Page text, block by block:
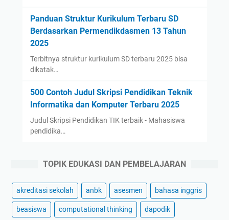
Panduan Struktur Kurikulum Terbaru SD
Berdasarkan Permendikdasmen 13 Tahun
2025
Terbitnya struktur kurikulum SD terbaru 2025 bisa
dikatak…
500 Contoh Judul Skripsi Pendidikan Teknik
Informatika dan Komputer Terbaru 2025
Judul Skripsi Pendidikan TIK terbaik - Mahasiswa
pendidika…
TOPIK EDUKASI DAN PEMBELAJARAN
akreditasi sekolah anbk asesmen bahasa inggris
beasiswa computational thinking dapodik